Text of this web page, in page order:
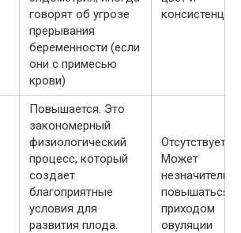
говорят об угрозе
прерывания
беременности (если
они с примесью
крови)
консистенцию
Повышается. Это
закономерный
физиологический
процесс, который
создает
благоприятные
условия для
развития плода.
Отсутствует.
Может
повышаться с
приходом
овуляции